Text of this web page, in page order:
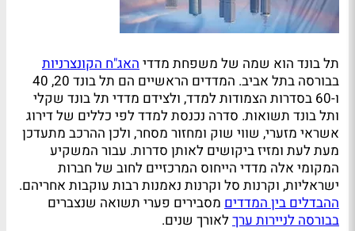
תל בונד הוא שמה של משפחת מדדיהאג"ח הקונצרניות
בבורסה בתל אביב. המדדים הראשיים הם תל בונד 20, 40
ו-60 בסדרות הצמודות למדד, ולצידם מדדי תל בונד שקלי
ותל בונד תשואות. סדרה נכנסת למדד לפי כללים של דירוג
אשראי מזערי, שווי שוק ומחזור מסחר, ולכן ההרכב מתעדכן
מעת לעת ומזיז ביקושים לאותן סדרות. עבור המשקיע
המקומי אלה מדדי הייחוס המרכזיים לחוב של חברות
ישראליות, וקרנות סל וקרנות נאמנות רבות עוקבות אחריהם.
ההבדלים בין המדדים מסבירים פערי תשואה שנצברים
בבורסה לניירות ערךלאורך שנים.